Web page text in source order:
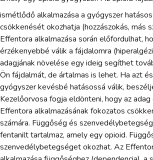
ismétlődő alkalmazása a gyógyszer
csökkenését okozhatja (hozzászokás, más
Effentora alkalmazása során előfordulhat,
érzékenyebbé válik a fájdalomra
adagjának növelése egy ideig segíthet
Ön fájdalmát, de ártalmas is lehet. Ha azt
gyógyszer kevésbé hatásossá válik,
Kezelőorvosa fogja eldönteni, hogy az
Effentora alkalmazásának fokozatos
számára. Függőség és
fentanilt tartalmaz, amely egy opioid.
szenvedélybetegséget okozhat. Az